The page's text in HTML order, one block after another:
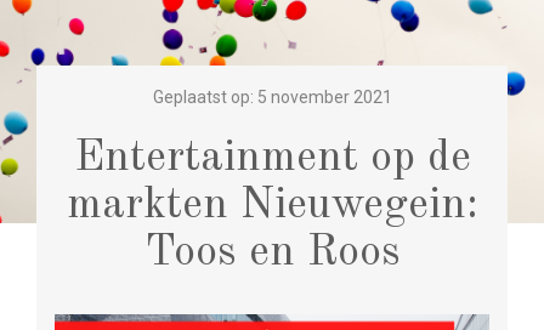
Geplaatst op: 5 november 2021
Entertainment op de
markten Nieuwegein:
Toos en Roos